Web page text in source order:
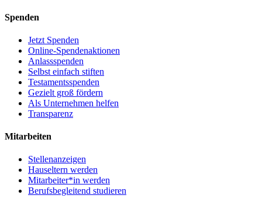
Spenden
Jetzt Spenden
Online-Spendenaktionen
Anlassspenden
Selbst einfach stiften
Testamentsspenden
Gezielt groß fördern
Als Unternehmen helfen
Transparenz
Mitarbeiten
Stellenanzeigen
Hauseltern werden
Mitarbeiter*in werden
Berufsbegleitend studieren